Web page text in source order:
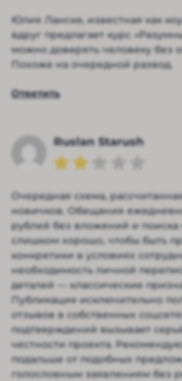
Юлия Ланске, известная как
вдруг предлагает курс
можно доверять человеку без
Похоже на очередной развод.
Ответить
Ruslan Starush
Очередная схема,
новичков. Обещания
рублей без вложений и поиска
слишком хорошо, чтобы быть
конкретики в условиях
необходимость личной
деталей — классические
Публикация исключительно
отзывов в собственных
подтверждений вызывает
честности проекта.
подальше от подобных
голословным заявлениям без